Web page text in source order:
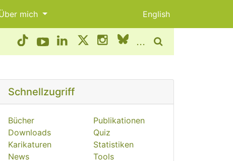
mich English
...
Schnellzugriff
Bücher
Downloads
Karikaturen
News
Publikationen
Quiz
Statistiken
Tools